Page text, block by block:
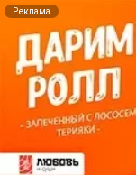
Реклама